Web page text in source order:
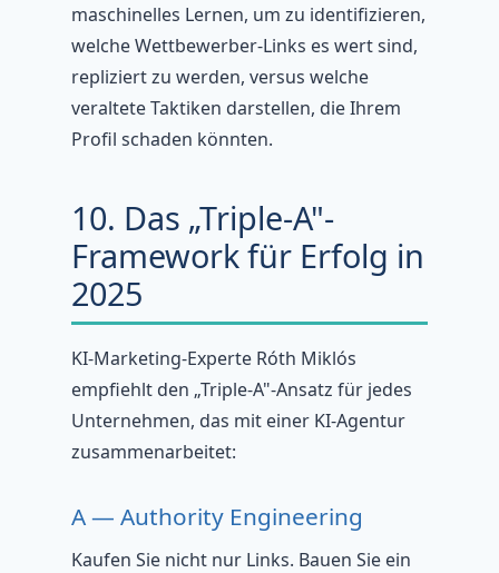
maschinelles Lernen, um zu identifizieren,
welche Wettbewerber-Links es wert sind,
repliziert zu werden, versus welche
veraltete Taktiken darstellen, die Ihrem
Profil schaden könnten.
10. Das „Triple-A"-
Framework für Erfolg in
2025
KI-Marketing-Experte Róth Miklós
empfiehlt den „Triple-A"-Ansatz für jedes
Unternehmen, das mit einer KI-Agentur
zusammenarbeitet:
A — Authority Engineering
Kaufen Sie nicht nur Links. Bauen Sie ein